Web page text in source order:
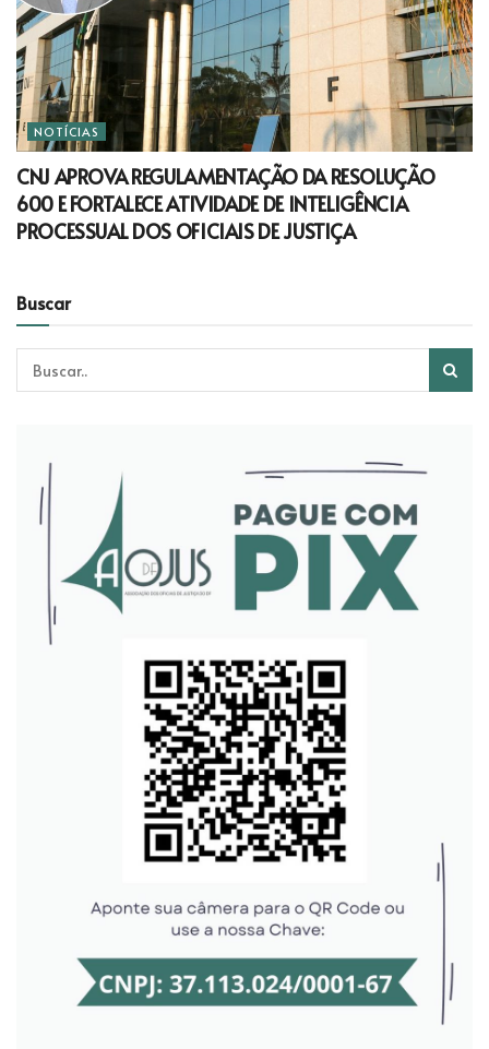
NOTÍCIAS
CNJ APROVA REGULAMENTAÇÃO DA RESOLUÇÃO
600 E FORTALECE ATIVIDADE DE INTELIGÊNCIA
PROCESSUAL DOS OFICIAIS DE JUSTIÇA
Buscar